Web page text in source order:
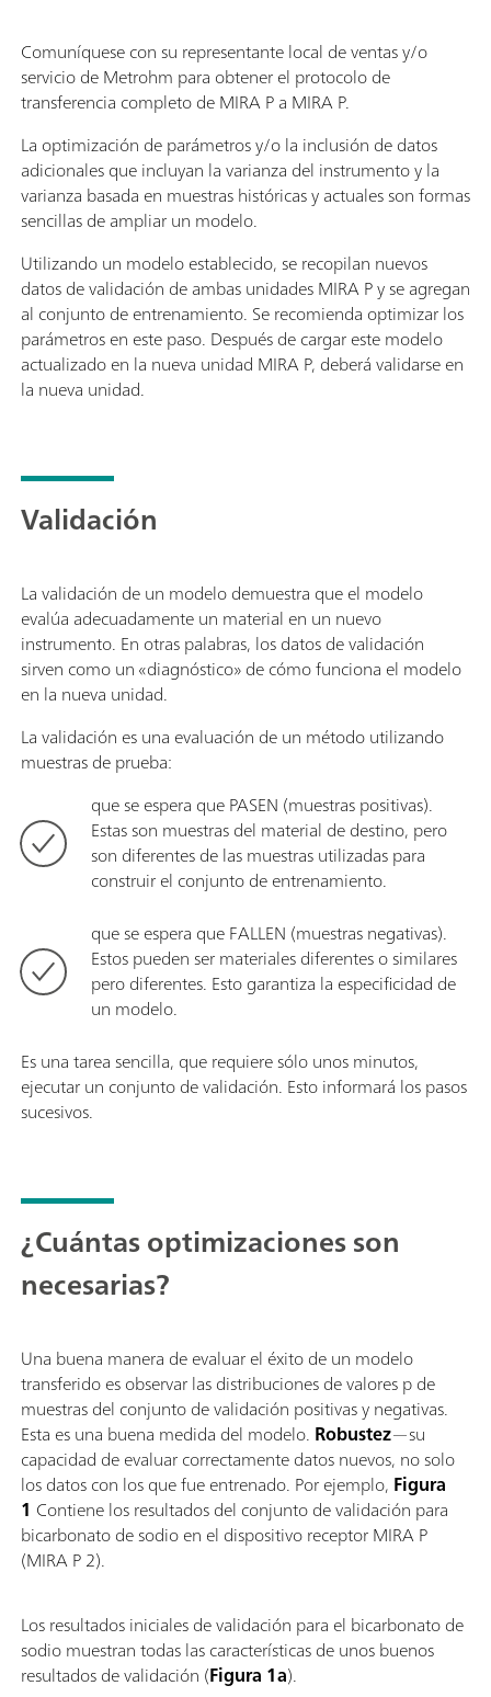
Comuníquese con su representante local de ventas y/o
servicio de Metrohm para obtener el protocolo de
transferencia completo de MIRA P a MIRA P.
La optimización de parámetros y/o la inclusión de datos
adicionales que incluyan la varianza del instrumento y la
varianza basada en muestras históricas y actuales son formas
sencillas de ampliar un modelo.
Utilizando un modelo establecido, se recopilan nuevos
datos de validación de ambas unidades MIRA P y se agregan
al conjunto de entrenamiento. Se recomienda optimizar los
parámetros en este paso. Después de cargar este modelo
actualizado en la nueva unidad MIRA P, deberá validarse en
la nueva unidad.
Validación
La validación de un modelo demuestra que el modelo
evalúa adecuadamente un material en un nuevo
instrumento. En otras palabras, los datos de validación
sirven como un «diagnóstico» de cómo funciona el modelo
en la nueva unidad.
La validación es una evaluación de un método utilizando
muestras de prueba:
que se espera que PASEN (muestras positivas).
Estas son muestras del material de destino, pero
son diferentes de las muestras utilizadas para
construir el conjunto de entrenamiento.
que se espera que FALLEN (muestras negativas).
Estos pueden ser materiales diferentes o similares
pero diferentes. Esto garantiza la especificidad de
un modelo.
Es una tarea sencilla, que requiere sólo unos minutos,
ejecutar un conjunto de validación. Esto informará los pasos
sucesivos.
¿Cuántas optimizaciones son
necesarias?
Una buena manera de evaluar el éxito de un modelo
transferido es observar las distribuciones de valores p de
muestras del conjunto de validación positivas y negativas.
Esta es una buena medida del modelo. Robustez—su
capacidad de evaluar correctamente datos nuevos, no solo
los datos con los que fue entrenado. Por ejemplo, Figura
1 Contiene los resultados del conjunto de validación para
bicarbonato de sodio en el dispositivo receptor MIRA P
(MIRA P 2).
Los resultados iniciales de validación para el bicarbonato de
sodio muestran todas las características de unos buenos
resultados de validación (Figura 1a).